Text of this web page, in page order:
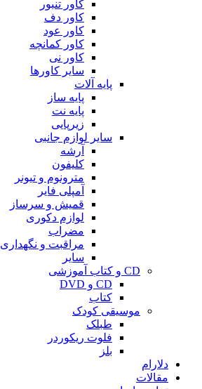
کاور تنبور
کاور دف
کاور عود
کاور کمانچه
کاور نی
سایر کاورها
پایه آلات
پایه ساز
پایه نت
زیرپایی
سایر لوازم جانبی
آرشه
کلیفون
مترونوم و تیونر
آمپلی فایر
قمیش و سرساز
لوازم دکوری
مضراب
مراقبت و نگهداری
سایر
CD و کتاب آموزشی
CD و DVD
کتاب
موسیقی کودک
طبلک
فلوت ریکوردر
بلز
دلارام
مقالات